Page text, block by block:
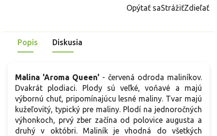
Opýtať saStrážiťZdieľať
Popis Diskusia
Malina 'Aroma Queen' - červená odroda maliníkov.
Dvakrát plodiaci. Plody sú veľké, voňavé a majú
výbornú chuť, pripomínajúcu lesné maliny. Tvar majú
kužeľovitý, typický pre maliny. Plodí na jednoročných
výhonkoch, prvý zber začína od polovice augusta a
druhý v októbri. Maliník je vhodná do všetkých